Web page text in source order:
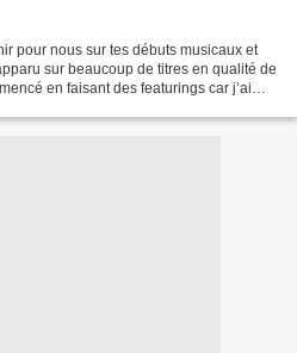
pour nous sur tes débuts musicaux et
sur beaucoup de titres en qualité de
en faisant des featurings car j’ai